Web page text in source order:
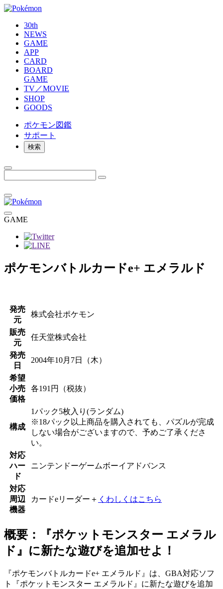
30th
NEWS
GAME
APP
CARD
BOARD
GAME
TV／MOVIE
SHOP
GOODS
ポケモン図鑑
サポート
検索
GAME
ポケモンバトルカードe+ エメラルド
発売
元
株式会社ポケモン
販売
元
任天堂株式会社
発売
日
2004年10月7日（木）
希望
小売
価格
各191円（税抜）
構成
1パック5枚入り(ランダム)
※18パック以上商品を購入されても、パズルが完成
しない場合がございますので、予めご了承くださ
い。
対応
ハー
ド
ニンテンドーゲームボーイアドバンス
対応
周辺
機器
カードeリーダー＋ くわしくはこちら
概要：『ポケットモンスター エメラル
ド』に新たな遊びを追加せよ！
『ポケモンバトルカードe+ エメラルド』は、GBA対応ソフ
ト『ポケットモンスター エメラルド』に新たな遊びを追加